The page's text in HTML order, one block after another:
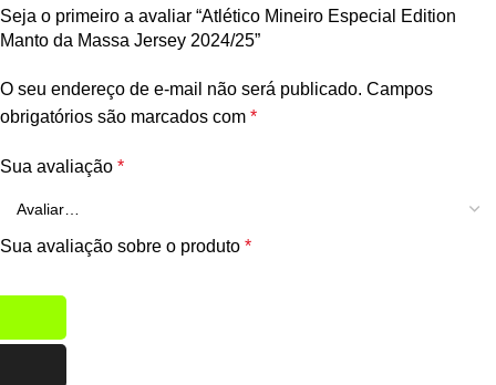
Seja o primeiro a avaliar “Atlético Mineiro Especial Edition
Manto da Massa Jersey 2024/25”
O seu endereço de e-mail não será publicado. Campos
obrigatórios são marcados com *
Sua avaliação *
Sua avaliação sobre o produto *